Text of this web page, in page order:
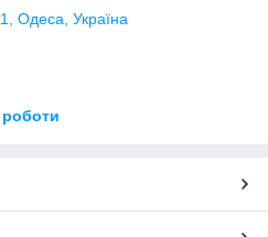
Одеса, Україна
роботи